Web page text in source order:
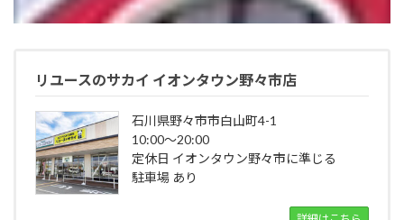
リユースのサカイ イオンタウン野々市店
石川県野々市市白山町4-1
10:00～20:00
定休日 イオンタウン野々市に準じる
駐車場 あり